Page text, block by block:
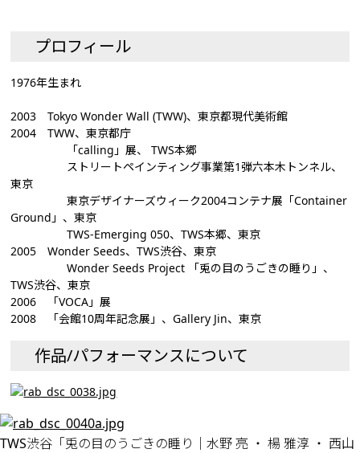
プロフィール
1976年生まれ
2003 Tokyo Wonder Wall (TWW)、東京都現代美術館
2004 TWW、東京都庁
「calling」展、 TWS本郷
ストリートペインティング事業第1弾六本木トンネル、
東京
東京デザイナーズウィーク2004コンテナ展「Container
Ground」、東京
TWS-Emerging 050、TWS本郷、東京
2005 Wonder Seeds、TWS渋谷、東京
Wonder Seeds Project 「兎の目のうごきの睡り」、
TWS渋谷、東京
2006 「VOCA」展
2008 「会館10周年記念展」、Gallery Jin、東京
作品/パフォーマンスについて
TWS渋谷「兎の目のうごきの睡り｜水野 亮 ・ 楊 雅淳 ・ 西山